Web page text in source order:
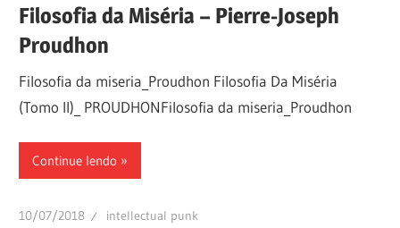
Filosofia da Miséria – Pierre-Joseph
Proudhon
Filosofia da miseria_Proudhon Filosofia Da Miséria
(Tomo II)_ PROUDHONFilosofia da miseria_Proudhon
Continue lendo
10/07/2018 intellectual punk